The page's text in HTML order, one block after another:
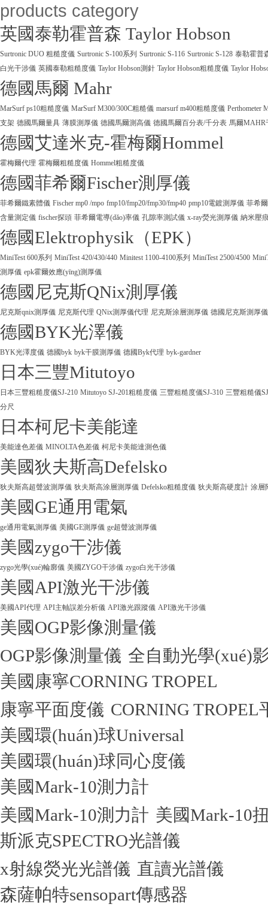
products category
英國泰勒霍普森 Taylor Hobson
Surtronic DUO 粗糙度儀 Surtronic S-100系列 Surtronic S-116 Surtronic S-128 泰勒霍普
白光干涉儀 英國泰勒粗糙度儀 Taylor Hobson測針 Taylor Hobson粗糙度儀 Taylor
德國馬爾 Mahr
MarSurf ps10粗糙度儀 MarSurf M300/300C粗糙儀 marsurf m400粗糙度儀 Perthometer
支架 德國馬爾量具 薄膜測厚儀 德國馬爾測高儀 德國馬爾百分表/千分表 馬爾MAHR
德國艾達米克-霍梅爾Hommel
霍梅爾代理 霍梅爾粗糙度儀 Hommel粗糙度儀
德國菲希爾Fischer測厚儀
菲希爾鐵素體儀 Fischer mp0 /mpo fmp10/fmp20/fmp30/fmp40 pmp10電鍍測厚儀 菲希
含量測定儀 fischer探頭 菲希爾電導(dǎo)率儀 孔隙率測試儀 x-ray熒光測厚儀 納米壓
德國Elektrophysik（EPK）
MiniTest 600系列 MiniTest 420/430/440 Minitest 1100-4100系列 MiniTest 2500/4500
測厚儀 epk霍爾效應(yīng)測厚儀
德國尼克斯QNix測厚儀
尼克斯qnix測厚儀 尼克斯代理 QNix測厚儀代理 尼克斯涂層測厚儀 德國尼克斯測厚儀
德國BYK光澤儀
BYK光澤度儀 德國byk byk干膜測厚儀 德國Byk代理 byk-gardner
日本三豐Mitutoyo
日本三豐粗糙度儀SJ-210 Mitutoyo SJ-201粗糙度儀 三豐粗糙度儀SJ-310 三豐粗糙儀
分尺
日本柯尼卡美能達
美能達色差儀 MINOLTA色差儀 柯尼卡美能達測色儀
美國狄夫斯高Defelsko
狄夫斯高超聲波測厚儀 狄夫斯高涂層測厚儀 Defelsko粗糙度儀 狄夫斯高硬度計 涂層
美國GE通用電氣
ge通用電氣測厚儀 美國GE測厚儀 ge超聲波測厚儀
美國zygo干涉儀
zygo光學(xué)輪廓儀 美國ZYGO干涉儀 zygo白光干涉儀
美國API激光干涉儀
美國API代理 API主軸誤差分析儀 API激光跟蹤儀 API激光干涉儀
美國OGP影像測量儀
OGP影像測量儀 全自動光學(xué)
美國康寧CORNING TROPEL
康寧平面度儀 CORNING TROPEL
美國環(huán)球Universal
美國環(huán)球同心度儀
美國Mark-10測力計
美國Mark-10測力計 美國Mark-10
斯派克SPECTRO光譜儀
x射線熒光光譜儀 直讀光譜儀
森薩帕特sensopart傳感器